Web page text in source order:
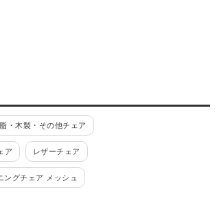
・木製・その他チェア
ア レザーチェア
ングチェア メッシュ